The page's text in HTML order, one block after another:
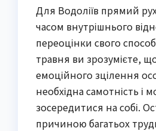
Для Водоліїв прямий
часом внутрішнього
переоцінки свого
травня ви зрозумієте,
емоційного зцілення
необхідна самотність і
зосередитися на собі.
причиною багатьох